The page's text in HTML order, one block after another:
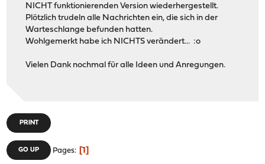
NICHT funktionierenden Version wiederhergestellt.
Plötzlich trudeln alle Nachrichten ein, die sich in der
Warteschlange befunden hatten.
Wohlgemerkt habe ich NICHTS verändert... :o
Vielen Dank nochmal für alle Ideen und Anregungen.
PRINT
GO UP Pages 1